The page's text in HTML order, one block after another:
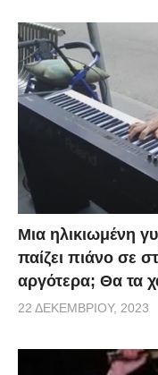
Μια ηλικιωμένη
παίζει πιάνο σε
αργότερα; Θα τα
22 ΔΕΚΕΜΒΡΊΟΥ, 2023